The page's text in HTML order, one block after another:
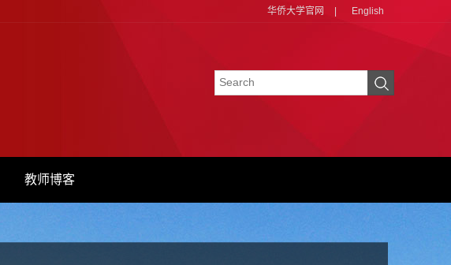
华侨大学官网 English
教师博客